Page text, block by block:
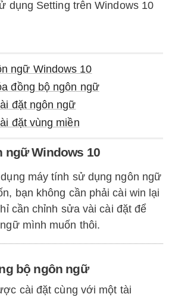
dụng Setting trên Windows 10
ngữ Windows 10
đồng bộ ngôn ngữ
đặt ngôn ngữ
đặt vùng miền
ngữ Windows 10
máy tính sử dụng ngôn ngữ
bạn không cần phải cài win lại
cần chỉnh sửa vài cài đặt để
mình muốn thôi.
bộ ngôn ngữ
cài đặt cùng với một tài